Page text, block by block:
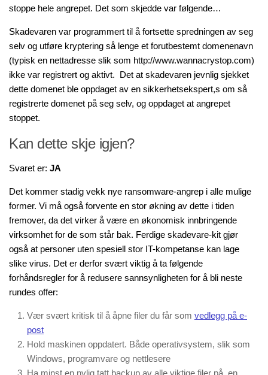
stoppe hele angrepet. Det som skjedde var følgende…
Skadevaren var programmert til å fortsette spredningen av seg
selv og utføre kryptering så lenge et forutbestemt domenenavn
(typisk en nettadresse slik som http://www.wannacrystop.com)
ikke var registrert og aktivt. Det at skadevaren jevnlig sjekket
dette domenet ble oppdaget av en sikkerhetsekspert,s om så
registrerte domenet på seg selv, og oppdaget at angrepet
stoppet.
Kan dette skje igjen?
Svaret er: JA
Det kommer stadig vekk nye ransomware-angrep i alle mulige
former. Vi må også forvente en stor økning av dette i tiden
fremover, da det virker å være en økonomisk innbringende
virksomhet for de som står bak. Ferdige skadevare-kit gjør
også at personer uten spesiell stor IT-kompetanse kan lage
slike virus. Det er derfor svært viktig å ta følgende
forhåndsregler for å redusere sannsynligheten for å bli neste
rundes offer:
Vær svært kritisk til å åpne filer du får som vedlegg på e-
post
Hold maskinen oppdatert. Både operativsystem, slik som
Windows, programvare og nettlesere
Ha minst en nylig tatt backup av alle viktige filer på en